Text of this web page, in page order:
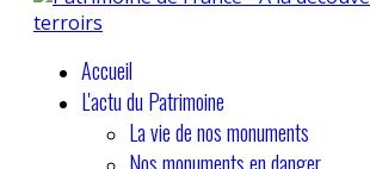
Accueil
L'actu du Patrimoine
La vie de nos monuments